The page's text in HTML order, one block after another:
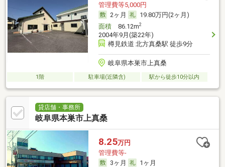
管理費等5,000円
2ヶ月
19.80万円(2ヶ月)
面積86.12m2
2004年9月(築22年)
樽見鉄道 北方真桑駅 徒歩9分
岐阜県本巣市上真桑
1階 駐車場(近隣含) 駅から徒歩10分以内
貸店舗・事務所
岐阜県本巣市上真桑
8.25万円
管理費等-
3ヶ月
1ヶ月